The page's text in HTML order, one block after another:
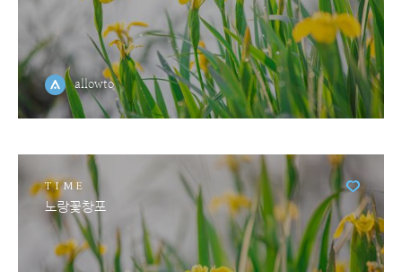
allowto
TIME
노랑꽃창포